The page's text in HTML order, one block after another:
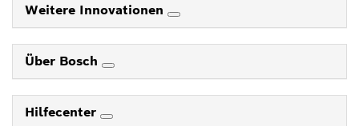
Weitere Innovationen
Über Bosch
Hilfecenter